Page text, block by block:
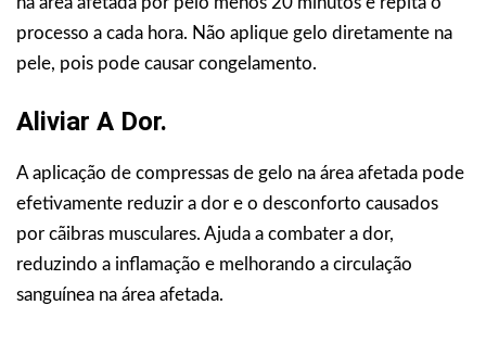
processo a cada hora. Não aplique gelo diretamente na
pele, pois pode causar congelamento.
Aliviar A Dor.
A aplicação de compressas de gelo na área afetada pode
efetivamente reduzir a dor e o desconforto causados
por cãibras musculares. Ajuda a combater a dor,
reduzindo a inflamação e melhorando a circulação
sanguínea na área afetada.